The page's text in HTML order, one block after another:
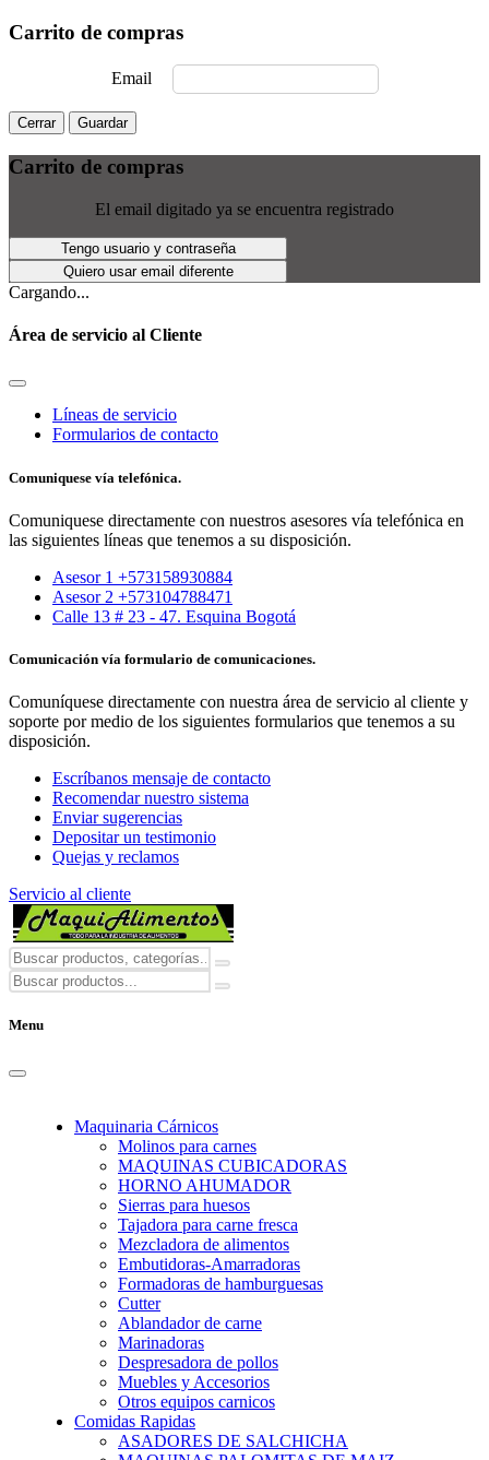
Carrito de compras
Email
Cerrar Guardar
Carrito de compras
El email digitado ya se encuentra registrado
Tengo usuario y contraseña
Quiero usar email diferente
Cargando...
Área de servicio al Cliente
Líneas de servicio
Formularios de contacto
Comuniquese vía telefónica.
Comuniquese directamente con nuestros asesores vía telefónica en
las siguientes líneas que tenemos a su disposición.
Asesor 1 +573158930884
Asesor 2 +573104788471
Calle 13 # 23 - 47. Esquina Bogotá
Comunicación vía formulario de comunicaciones.
Comuníquese directamente con nuestra área de servicio al cliente y
soporte por medio de los siguientes formularios que tenemos a su
disposición.
Escríbanos mensaje de contacto
Recomendar nuestro sistema
Enviar sugerencias
Depositar un testimonio
Quejas y reclamos
Servicio al cliente
Menu
Maquinaria Cárnicos
Molinos para carnes
MAQUINAS CUBICADORAS
HORNO AHUMADOR
Sierras para huesos
Tajadora para carne fresca
Mezcladora de alimentos
Embutidoras-Amarradoras
Formadoras de hamburguesas
Cutter
Ablandador de carne
Marinadoras
Despresadora de pollos
Muebles y Accesorios
Otros equipos carnicos
Comidas Rapidas
ASADORES DE SALCHICHA